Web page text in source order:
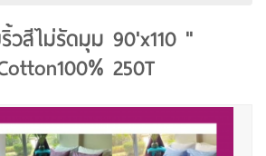
วสีไม่รัดมุม 90'x110 "
250T